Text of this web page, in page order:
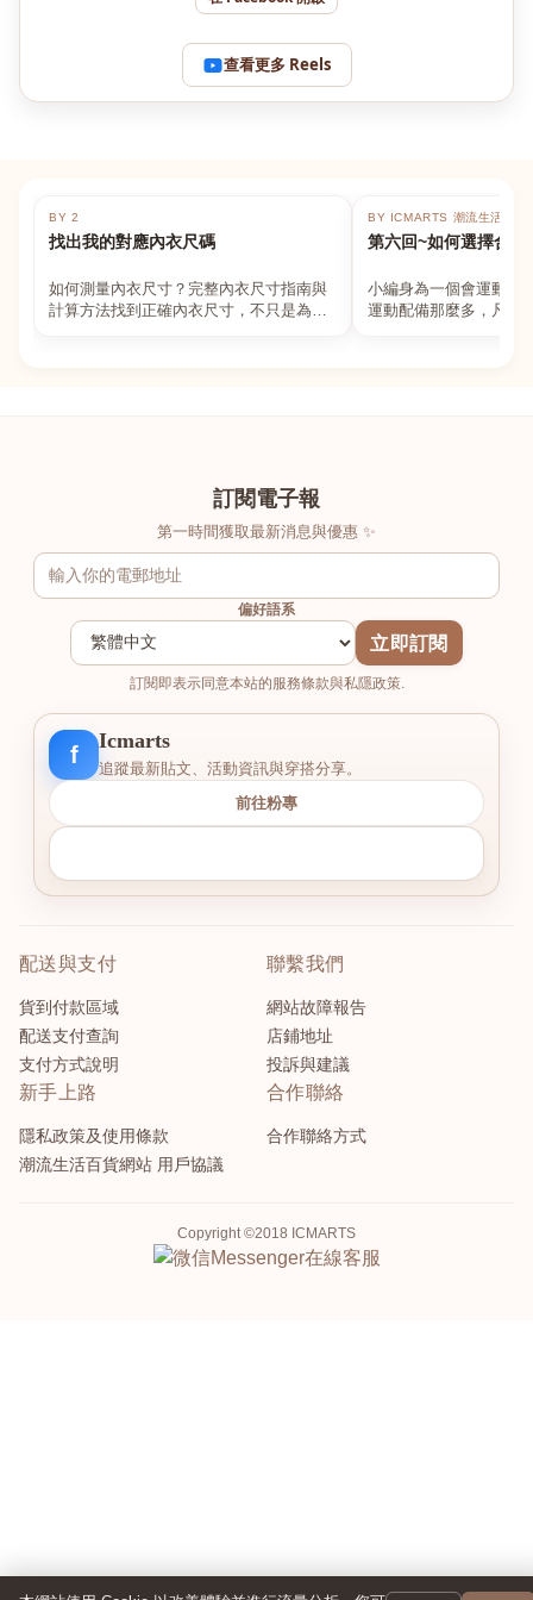
查看更多 Reels
BY 2
找出我的對應內衣尺碼
如何測量內衣尺寸？完整內衣尺寸指南與
計算方法找到正確內衣尺寸，不只是為了
BY ICMARTS 潮流生活百貨
第六回~如何選擇合適
小編身為一個會運動的
運動配備那麼多，凡舉
訂閱電子報
第一時間獲取最新消息與優惠 ✨
偏好語系
立即訂閱
訂閱即表示同意本站的服務條款與私隱政策.
f
Icmarts
追蹤最新貼文、活動資訊與穿搭分享。
前往粉專
配送與支付
貨到付款區域
配送支付查詢
支付方式說明
聯繫我們
網站故障報告
店鋪地址
投訴與建議
新手上路
隱私政策及使用條款
潮流生活百貨網站 用戶協議
合作聯絡
合作聯絡方式
Copyright ©2018 ICMARTS
Messenger在線客服